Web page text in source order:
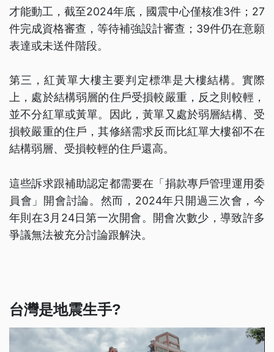
才能動工，截至2024年底，國震中心僅核准3件；27
件完成資格審查，等待補強設計審查；39件仍在意願
表達或未送件階段。
第三，紅黃單大樓主要判定標準是大樓結構。實際
上，處於結構弱層的住戶受損較嚴重，反之則較輕，
並不分紅單或黃單。因此，黃單又處於弱層結構、受
損較嚴重的住戶，其修繕需求反而比紅單大樓卻不在
結構弱層、受損較輕的住戶還高。
這些訴求跟補助認定都需要在「捐款專戶管理運用委
員會」開會討論。然而，2024年只開過三次會，今
年則在3月24日第一次開會。開會次數少，導致許多
爭議無法被充分討論跟解決。
台灣是地震生手?